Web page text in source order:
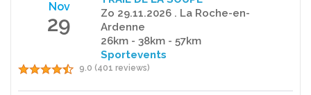
Nov
29
Zo 29.11.2026 . La Roche-en-
Ardenne
26km - 38km - 57km
Sportevents
9.0 (401 reviews)